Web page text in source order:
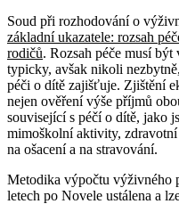
Soud při rozhodování o
základní ukazatele: rozsah
rodičů. Rozsah péče musí
typicky, avšak nikoli
péči o dítě zajišťuje. Zjištění
nejen ověření výše příjmů
související s péčí o dítě, jako
mimoškolní aktivity,
na ošacení a na stravování.
Metodika výpočtu výživného
letech po Novele ustálena a